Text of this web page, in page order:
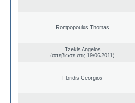
Rompopoulos Thomas
Tzekis Angelos
(απεβίωσε στις 19/06/2011)
Floridis Georgios